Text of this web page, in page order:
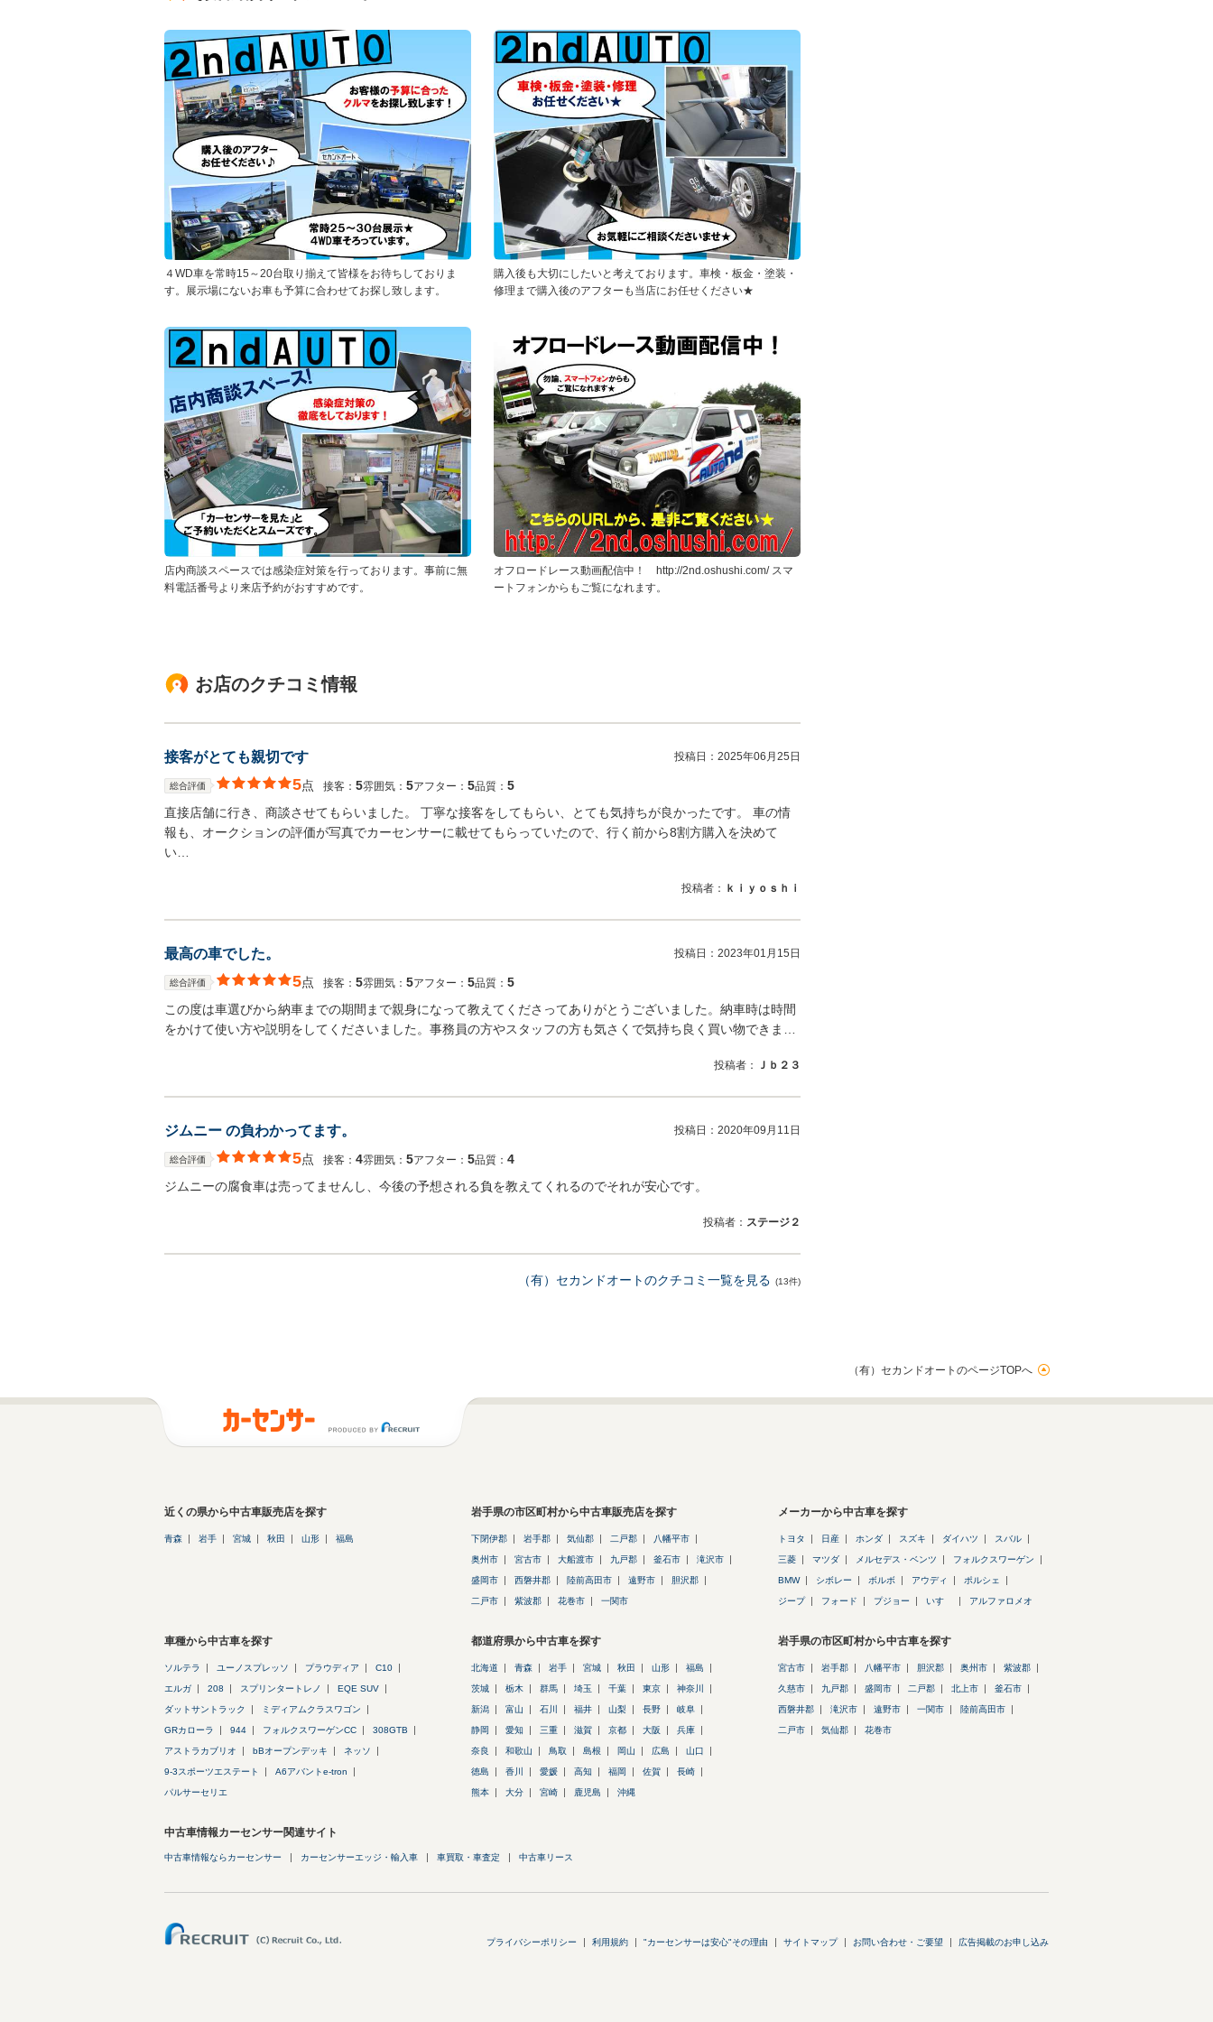
４WD車を常時15～20台取り揃えて皆様をお待ちしておりま
す。展示場にないお車も予算に合わせてお探し致します。
購入後も大切にしたいと考えております。車検・板金・塗装・
修理まで購入後のアフターも当店にお任せください★
店内商談スペースでは感染症対策を行っております。事前に無
料電話番号より来店予約がおすすめです。
オフロードレース動画配信中！ http://2nd.oshushi.com/ スマ
ートフォンからもご覧になれます。
お店のクチコミ情報
接客がとても親切です 投稿日： 2025年06月25日
総合評価 5点 接客： 5雰囲気： 5アフター： 5品質： 5
直接店舗に行き、商談させてもらいました。 丁寧な接客をしてもらい、とても気持ちが良かったです。 車の情
報も、オークションの評価が写真でカーセンサーに載せてもらっていたので、行く前から8割方購入を決めて
い…
投稿者： ｋｉｙｏｓｈｉ
最高の車でした。 投稿日： 2023年01月15日
総合評価 5点 接客： 5雰囲気： 5アフター： 5品質： 5
この度は車選びから納車までの期間まで親身になって教えてくださってありがとうございました。納車時は時間
をかけて使い方や説明をしてくださいました。事務員の方やスタッフの方も気さくで気持ち良く買い物できま…
投稿者： Ｊｂ２３
ジムニー の負わかってます。 投稿日： 2020年09月11日
総合評価 5点 接客： 4雰囲気： 5アフター： 5品質： 4
ジムニーの腐食車は売ってませんし、今後の予想される負を教えてくれるのでそれが安心です。
投稿者： ステージ２
（有）セカンドオートのクチコミ一覧を見る (13件)
（有）セカンドオートのページTOPへ
近くの県から中古車販売店を探す
青森 岩手 宮城 秋田 山形 福島
岩手県の市区町村から中古車販売店を探す
下閉伊郡 岩手郡 気仙郡 二戸郡 八幡平市
奥州市 宮古市 大船渡市 九戸郡 釜石市 滝沢市
盛岡市 西磐井郡 陸前高田市 遠野市 胆沢郡
二戸市 紫波郡 花巻市 一関市
メーカーから中古車を探す
トヨタ 日産 ホンダ スズキ ダイハツ スバル
三菱 マツダ メルセデス・ベンツ フォルクスワーゲン
BMW シボレー ボルボ アウディ ポルシェ
ジープ フォード プジョー いすゞ アルファロメオ
車種から中古車を探す
ソルテラ ユーノスプレッソ プラウディア C10
エルガ 208 スプリンタートレノ EQE SUV
ダットサントラック ミディアムクラスワゴン
GRカローラ 944 フォルクスワーゲンCC 308GTB
アストラカブリオ bBオープンデッキ ネッソ
9-3スポーツエステート A6アバントe-tron
パルサーセリエ
都道府県から中古車を探す
北海道 青森 岩手 宮城 秋田 山形 福島
茨城 栃木 群馬 埼玉 千葉 東京 神奈川
新潟 富山 石川 福井 山梨 長野 岐阜
静岡 愛知 三重 滋賀 京都 大阪 兵庫
奈良 和歌山 鳥取 島根 岡山 広島 山口
徳島 香川 愛媛 高知 福岡 佐賀 長崎
熊本 大分 宮崎 鹿児島 沖縄
岩手県の市区町村から中古車を探す
宮古市 岩手郡 八幡平市 胆沢郡 奥州市 紫波郡
久慈市 九戸郡 盛岡市 二戸郡 北上市 釜石市
西磐井郡 滝沢市 遠野市 一関市 陸前高田市
二戸市 気仙郡 花巻市
中古車情報カーセンサー関連サイト
中古車情報ならカーセンサー カーセンサーエッジ・輸入車 車買取・車査定 中古車リース
プライバシーポリシー 利用規約 "カーセンサーは安心"その理由 サイトマップ お問い合わせ・ご要望 広告掲載のお申し込み